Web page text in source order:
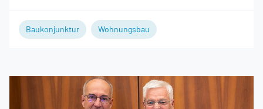
Baukonjunktur Wohnungsbau